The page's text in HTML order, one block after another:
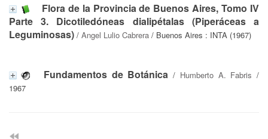
Flora de la Provincia de Buenos Aires, Tomo IV
Parte 3. Dicotiledóneas dialipétalas (Piperáceas a
Leguminosas) / Angel Lulio Cabrera / Buenos Aires : INTA (1967)
Fundamentos de Botánica / Humberto A. Fabris /
1967